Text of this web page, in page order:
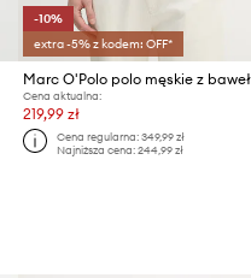
-10%
extra -5% z kodem: OFF*
Marc O'Polo polo męskie z
Cena aktualna:
219,99 zł
Cena regularna: 349,99 zł
Najniższa cena: 244,99 zł